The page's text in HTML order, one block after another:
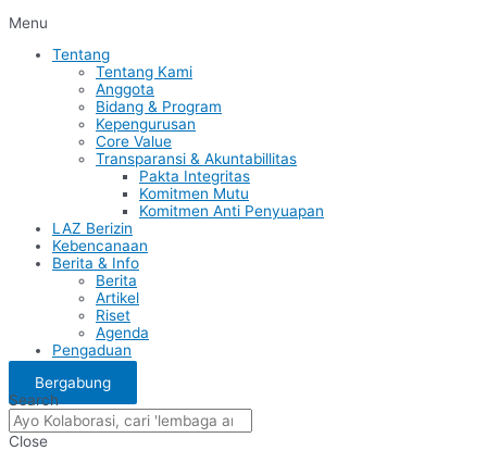
Menu
Tentang
Tentang Kami
Anggota
Bidang & Program
Kepengurusan
Core Value
Transparansi & Akuntabillitas
Pakta Integritas
Komitmen Mutu
Komitmen Anti Penyuapan
LAZ Berizin
Kebencanaan
Berita & Info
Berita
Artikel
Riset
Agenda
Pengaduan
Bergabung
Search
Close